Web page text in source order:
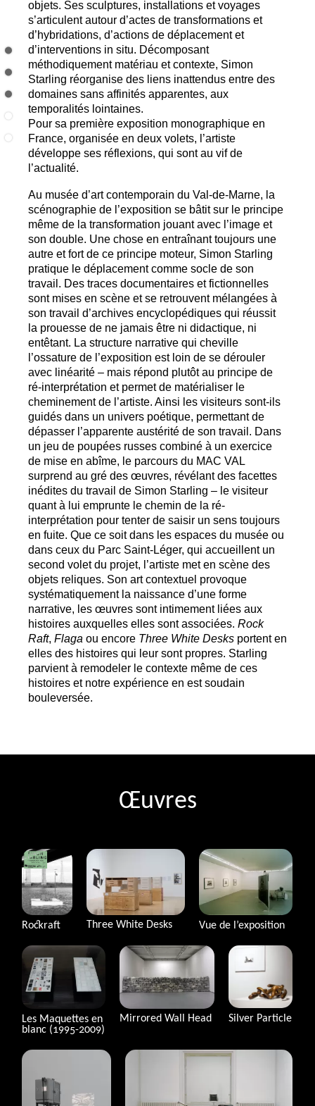
objets. Ses sculptures, installations et voyages
s’articulent autour d’actes de transformations et
d’hybridations, d’actions de déplacement et
d’interventions in situ. Décomposant
méthodiquement matériau et contexte, Simon
Starling réorganise des liens inattendus entre des
domaines sans affinités apparentes, aux
temporalités lointaines.
Pour sa première exposition monographique en
France, organisée en deux volets, l’artiste
développe ses réflexions, qui sont au vif de
l’actualité.
Au musée d’art contemporain du Val-de-Marne, la
scénographie de l’exposition se bâtit sur le principe
même de la transformation jouant avec l’image et
son double. Une chose en entraînant toujours une
autre et fort de ce principe moteur, Simon Starling
pratique le déplacement comme socle de son
travail. Des traces documentaires et fictionnelles
sont mises en scène et se retrouvent mélangées à
son travail d’archives encyclopédiques qui réussit
la prouesse de ne jamais être ni didactique, ni
entêtant. La structure narrative qui cheville
l’ossature de l’exposition est loin de se dérouler
avec linéarité – mais répond plutôt au principe de
ré-interprétation et permet de matérialiser le
cheminement de l’artiste. Ainsi les visiteurs sont-ils
guidés dans un univers poétique, permettant de
dépasser l’apparente austérité de son travail. Dans
un jeu de poupées russes combiné à un exercice
de mise en abîme, le parcours du MAC VAL
surprend au gré des œuvres, révélant des facettes
inédites du travail de Simon Starling – le visiteur
quant à lui emprunte le chemin de la ré-
interprétation pour tenter de saisir un sens toujours
en fuite. Que ce soit dans les espaces du musée ou
dans ceux du Parc Saint-Léger, qui accueillent un
second volet du projet, l’artiste met en scène des
objets reliques. Son art contextuel provoque
systématiquement la naissance d’une forme
narrative, les œuvres sont intimement liées aux
histoires auxquelles elles sont associées. Rock
Raft, Flaga ou encore Three White Desks portent en
elles des histoires qui leur sont propres. Starling
parvient à remodeler le contexte même de ces
histoires et notre expérience en est soudain
bouleversée.
Œuvres
Rockraft Three White Desks Vue de l’exposition
Les Maquettes en
blanc (1995-2009)
Mirrored Wall Head Silver Particle